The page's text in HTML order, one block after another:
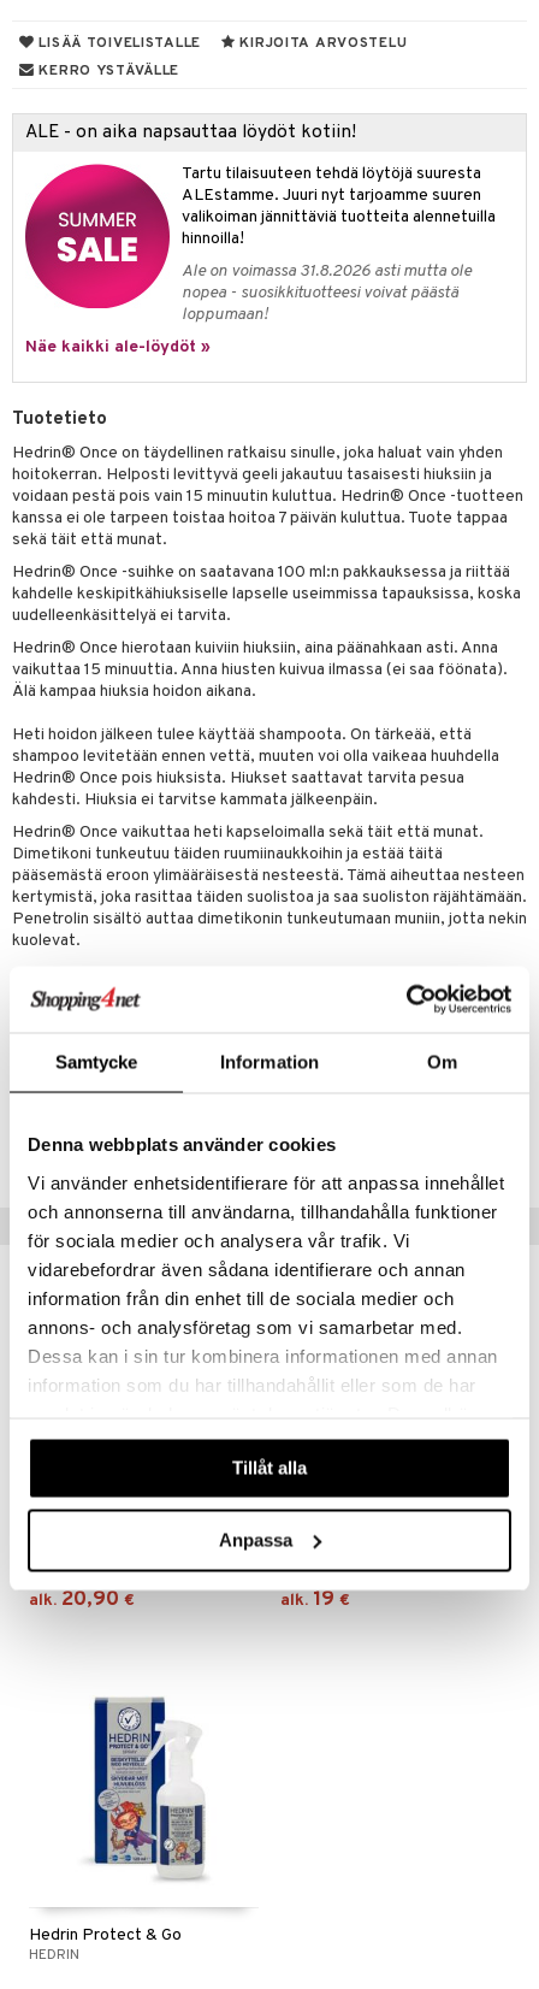
Samtycke Information Om
Denna webbplats använder cookies
Vi använder enhetsidentifierare för att anpassa innehållet
och annonserna till användarna, tillhandahålla funktioner
för sociala medier och analysera vår trafik. Vi
vidarebefordrar även sådana identifierare och annan
information från din enhet till de sociala medier och
annons- och analysföretag som vi samarbetar med.
Dessa kan i sin tur kombinera informationen med annan
information som du har tillhandahållit eller som de har
våra cookies vid fortsatt användande av vår webbplats.
Tillåt alla
Anpassa
LISÄÄ TOIVELISTALLE
KIRJOITA ARVOSTELU
KERRO YSTÄVÄLLE
ALE - on aika napsauttaa löydöt kotiin!
Tartu tilaisuuteen tehdä löytöjä suuresta
ALEstamme. Juuri nyt tarjoamme suuren
valikoiman jännittäviä tuotteita alennetuilla
hinnoilla!
Ale on voimassa 31.8.2026 asti mutta ole
nopea - suosikkituotteesi voivat päästä
loppumaan!
Näe kaikki ale-löydöt »
Tuotetieto
Hedrin® Once on täydellinen ratkaisu sinulle, joka haluat vain yhden
hoitokerran. Helposti levittyvä geeli jakautuu tasaisesti hiuksiin ja
voidaan pestä pois vain 15 minuutin kuluttua. Hedrin® Once -tuotteen
kanssa ei ole tarpeen toistaa hoitoa 7 päivän kuluttua. Tuote tappaa
sekä täit että munat.
Hedrin® Once -suihke on saatavana 100 ml:n pakkauksessa ja riittää
kahdelle keskipitkähiuksiselle lapselle useimmissa tapauksissa, koska
uudelleenkäsittelyä ei tarvita.
Hedrin® Once hierotaan kuiviin hiuksiin, aina päänahkaan asti. Anna
vaikuttaa 15 minuuttia. Anna hiusten kuivua ilmassa (ei saa föönata).
Älä kampaa hiuksia hoidon aikana.
Heti hoidon jälkeen tulee käyttää shampoota. On tärkeää, että
shampoo levitetään ennen vettä, muuten voi olla vaikeaa huuhdella
Hedrin® Once pois hiuksista. Hiukset saattavat tarvita pesua
kahdesti. Hiuksia ei tarvitse kammata jälkeenpäin.
Hedrin® Once vaikuttaa heti kapseloimalla sekä täit että munat.
Dimetikoni tunkeutuu täiden ruumiinaukkoihin ja estää täitä
pääsemästä eroon ylimääräisestä nesteestä. Tämä aiheuttaa nesteen
kertymistä, joka rasittaa täiden suolistoa ja saa suoliston räjähtämään.
Penetrolin sisältö auttaa dimetikonin tunkeutumaan muniin, jotta nekin
kuolevat.
Sekä täit että munat hävitetään 100 %:sti yhdellä ainoalla käsittelyllä.
4 % dimetikonia ja 96 % syklometikonia 5.
ADOV8-HS-100
Vinkkejä sinulle
alk. 20,90 €
Hedrin Once Natural
HEDRIN
alk. 19 €
Hedrin Protect & Go
HEDRIN
iho
& Tarvikkeet
vuoto
& Kutina
poisto
hoito
iholla
& Lämpö
& Ovulointi
& Puremat
Korvat
& Mineraalit
Vahvuus
& 6
Suolisto
hoito
& Tikut
hoito
& Suihkeet
ruoalle
intoleranssi
& Käheys
nenä
vuoto & tukkoisuus
& Mineraalit
& vastauksia